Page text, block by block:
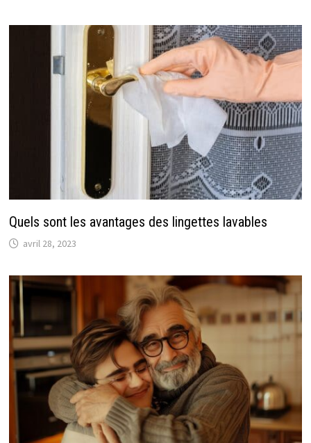
Quels sont les avantages des lingettes lavables
avril 28, 2023